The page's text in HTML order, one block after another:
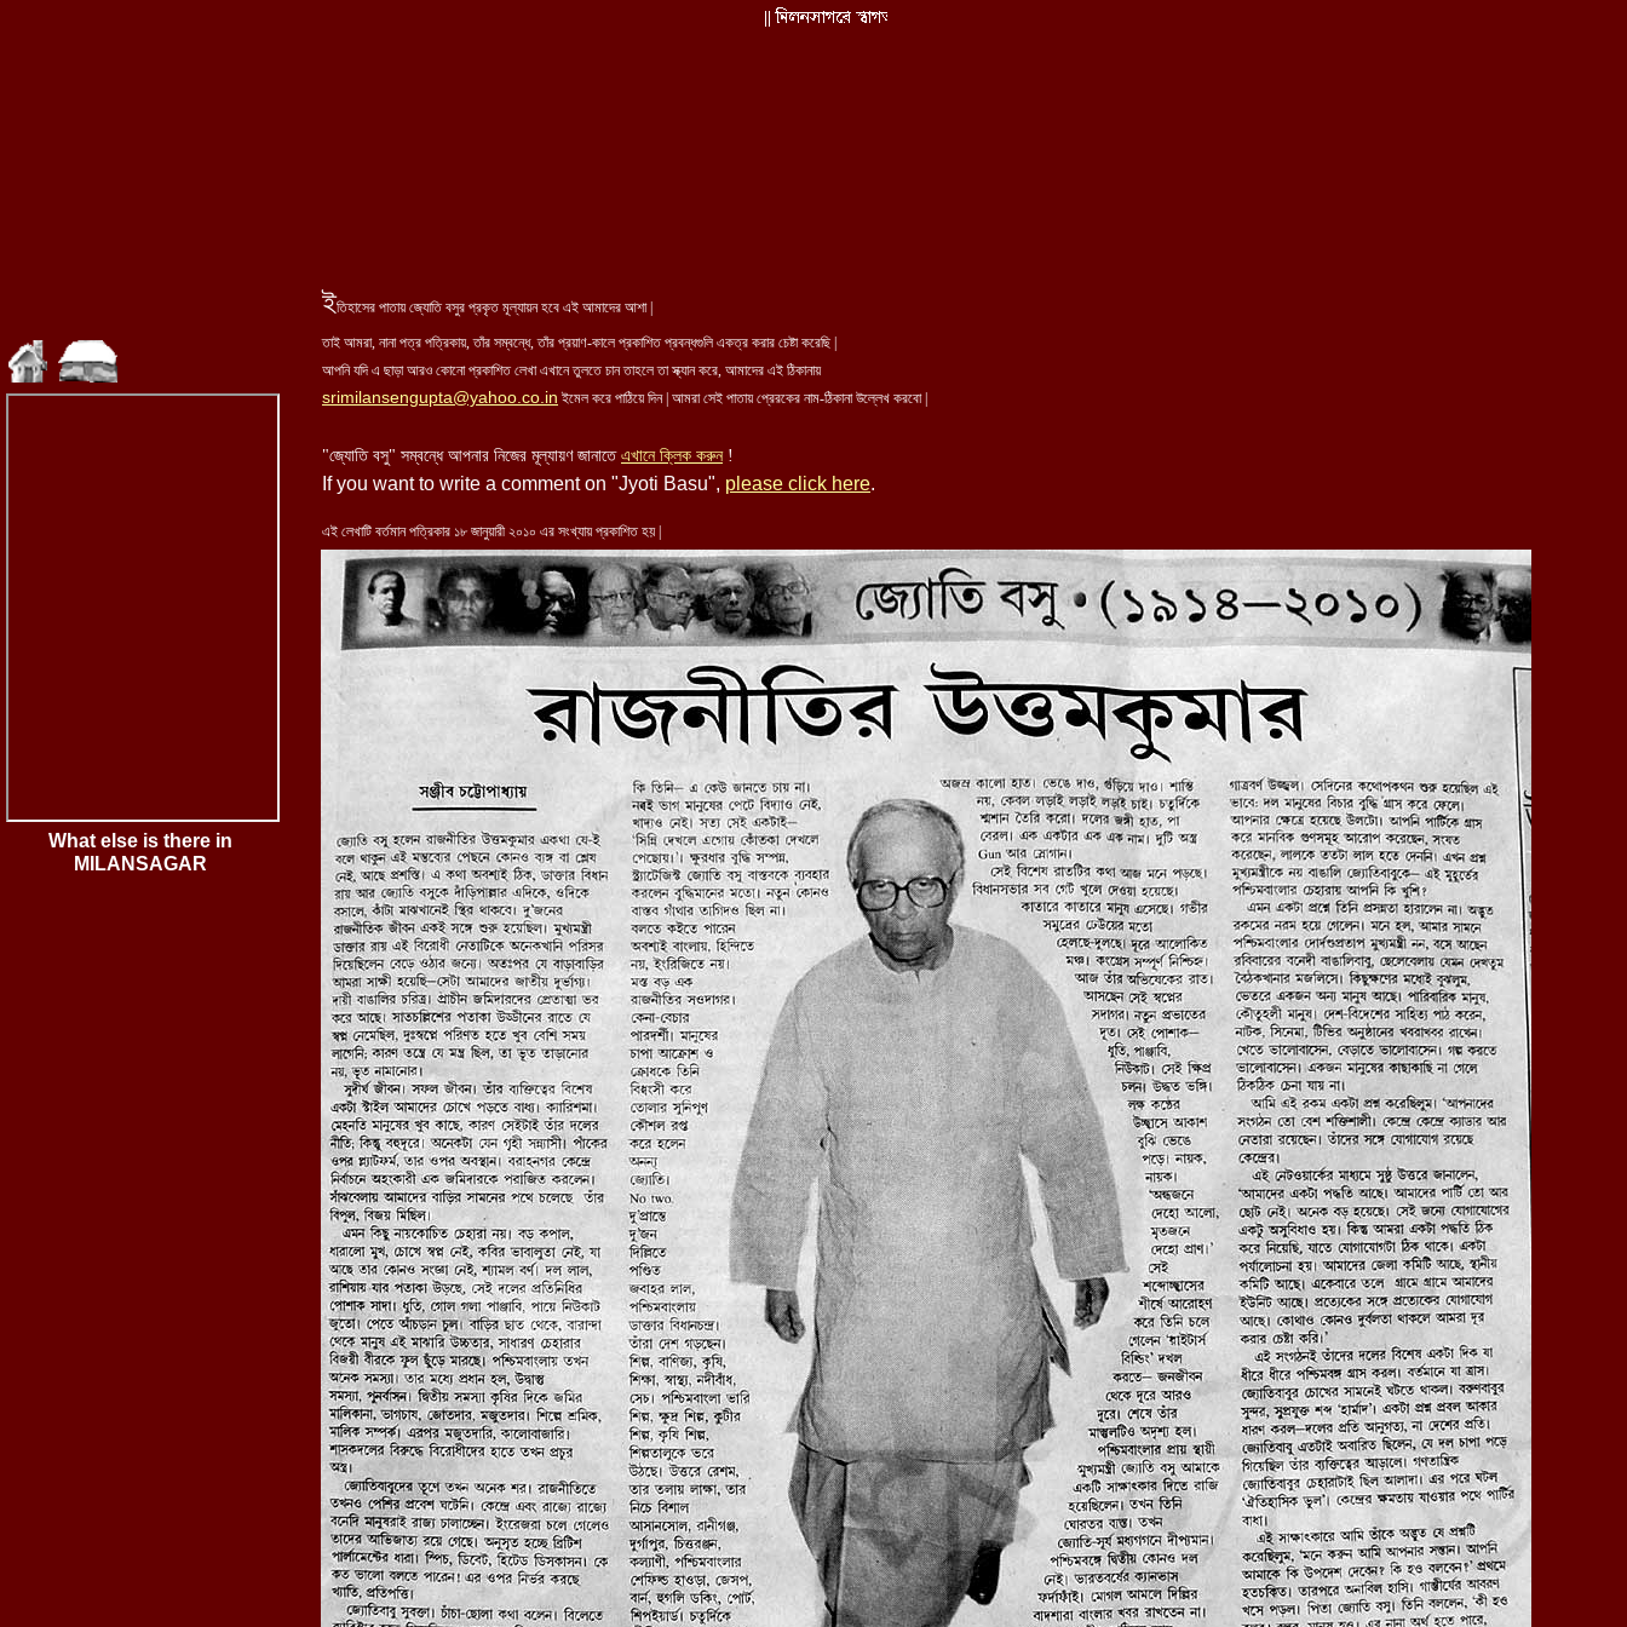
ইতিহাসের পাতায় জ্যোতি বসুর প্রকৃত মূল্যায়ন হবে এই আমাদের আশা |
তাই আমরা, নানা পত্র পত্রিকায়, তাঁর সম্বন্ধে, তাঁর প্রয়াণ-কালে প্রকাশিত প্রবন্ধগুলি একত্র করার চেষ্টা করেছি |
আপনি যদি এ ছাড়া আরও কোনো প্রকাশিত লেখা এখানে তুলতে চান তাহলে তা স্ক্যান করে, আমাদের এই ঠিকানায়
srimilansengupta@yahoo.co.in ইমেল করে পাঠিয়ে দিন | আমরা সেই পাতায় প্রেরকের নাম-ঠিকানা উল্লেখ করবো |
"জ্যোতি বসু" সম্বন্ধে আপনার নিজের মূল্যায়ণ জানাতে এখানে ক্লিক করুন!
If you want to write a comment on "Jyoti Basu", please click here.
এই লেখাটি বর্তমান পত্রিকার ১৮ জানুয়ারী ২০১০ এর সংখ্যায় প্রকাশিত হয় |
What else is there in
MILANSAGAR